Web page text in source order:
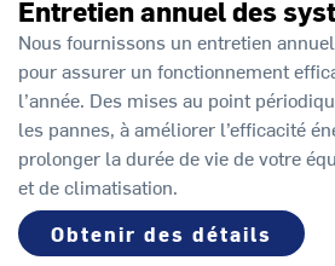
Entretien annuel des
Nous fournissons un entretien
pour assurer un fonctionnement
l’année. Des mises au point
les pannes, à améliorer l’efficacité
prolonger la durée de vie de votre
et de climatisation.
Obtenir des détails